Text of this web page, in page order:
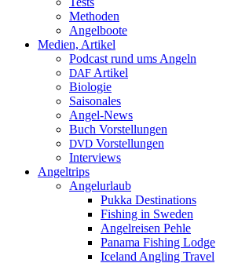
Methoden
Angelboote
Medien, Artikel
Podcast rund ums Angeln
DAF Artikel
Biologie
Saisonales
Angel-News
Buch Vorstellungen
DVD Vorstellungen
Interviews
Angeltrips
Angelurlaub
Pukka Destinations
Fishing in Sweden
Angelreisen Pehle
Panama Fishing Lodge
Iceland Angling Travel